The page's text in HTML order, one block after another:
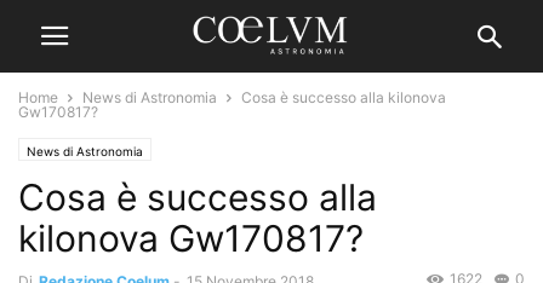
Home News di Astronomia
Cosa è successo alla kilonova
Gw170817?
News di Astronomia
Cosa è successo alla
kilonova Gw170817?
0
1622